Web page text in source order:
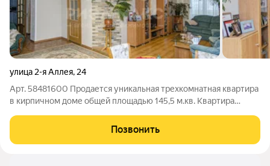
улица 2-я Аллея, 24
Арт. 58481600 Продается уникальная трехкомнатная квартира
в кирпичном доме общей площадью 145,5 м.кв. Квартира
находящимся в центре Фокинского района. Просторная кухня-
гостиная 30,4 м2! В комнатах
Позвонить